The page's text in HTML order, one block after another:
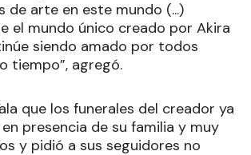
de arte en este mundo (...)
el mundo único creado por Akira
siendo amado por todos
tiempo”, agregó.
que los funerales del creador ya
presencia de su familia y muy
y pidió a sus seguidores no